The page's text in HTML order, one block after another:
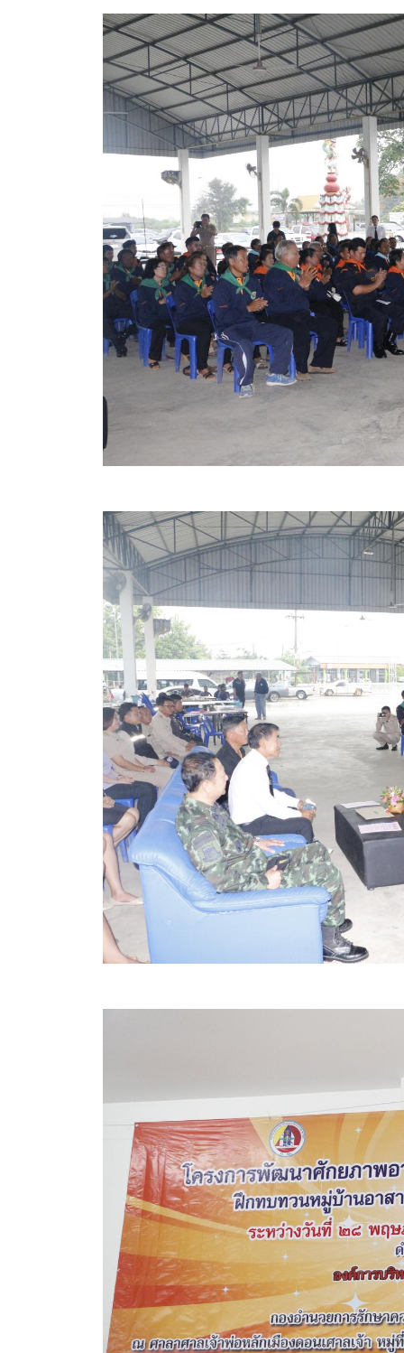
รายงานผลการจัดซื้อจัดจ้างประจำปีงบประมาณ
สรุปผลการดำเนินงานจัดซื้อจัดจ้างในรอบเดือน (สข
ประกาศผู้ชนะการเสนอราคา
ประกาศราคากลาง
ประกาศเชิญชวนประกวดราคา (e-bidding)
ยกเลิกประกาศเชิญชวน
ยกเลิกประกาศผู้ชนะ
เปลี่ยนแปลงประกาศผู้ชนะ
เปลี่ยนแปลงประกาศเชิญชวน
ประกาศขายทอดตลาดทรัพย์สินประจำปี
ประกาศกำหนดอายุการใช้งานของสินทรัพย์ขององ
คู่มือการปฏิบัติงานฝ่ายทะเบียนพัสดุและทรัพย์สิน
การประเมินความพึงพอใจของการดำเนินงาน อบจ.
ขั้นตอนและวิธีการชำระภาษีฯ
แบบฟอร์มการชำระภาษีฯ
การบริการแบบเบ็ดเสร็จ (One Stop Service)
หนังสือสั่งการ
สรุปผลการปฏิบัติงานประจำเดือน GPS
ระเบียบพัสดุฯ การจัดซื้อจัดจ้าง
ข้อระเบียบและกฎหมาย
มาตรฐานการปฏิบัติงาน
แผนพัฒนาท้องถิ่น ของอบจ.สุพรรณบุรี
ข้อบัญญัติงบประมาณรายจ่ายประจำปี ของ อบจ.สุ
ข้อบัญญัติอื่นๆ ของ อบจ.สุพรรณบุรี